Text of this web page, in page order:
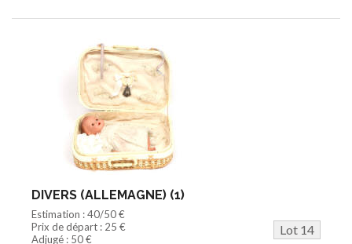
DIVERS (ALLEMAGNE) (1)
Estimation : 40/50 €
Prix de départ : 25 €
Lot 14
Adjugé : 50 €